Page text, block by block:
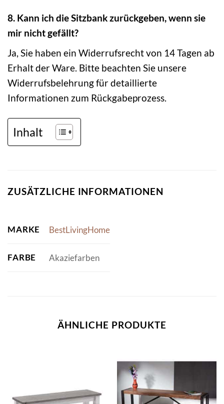
8. Kann ich die Sitzbank zurückgeben, wenn sie
mir nicht gefällt?
Ja, Sie haben ein Widerrufsrecht von 14 Tagen ab
Erhalt der Ware. Bitte beachten Sie unsere
Widerrufsbelehrung für detaillierte
Informationen zum Rückgabeprozess.
Inhalt
ZUSÄTZLICHE INFORMATIONEN
MARKE BestLivingHome
FARBE Akaziefarben
ÄHNLICHE PRODUKTE